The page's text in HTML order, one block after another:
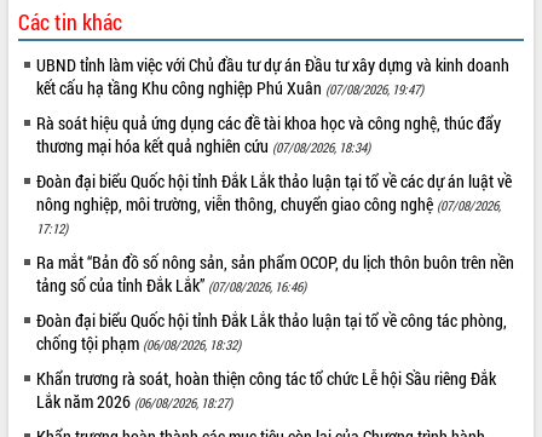
Rà soát, hoàn thiện hệ thống thiết chế
văn hóa, thể thao đáp ứng yêu cầu
phát triển mới
Thường trực HĐND tỉnh Đắk Lắk gặp
mặt Đoàn chuyên gia y tế TP. Hồ Chí
Minh
tại Nghĩa trang Liệt sĩ xã Sơn Hòa
Bàn giải pháp tháo gỡ khó khăn trong
xuất khẩu sầu riêng và triển khai quy
định EUDR
Thứ trưởng Bộ Nông nghiệp và Môi
trường Nguyễn Hoàng Hiệp khảo sát
vùng trồng và doanh nghiệp đóng gói
sầu riêng tại Đắk Lắk
Trình diễn nghệ thuật chế biến các
món ăn từ sầu riêng
LIÊN KẾT WEB
THỐNG KÊ TRUY CẬP
Hôm nay: 28218
Tất cả: 66073541
Các tin khác
UBND tỉnh làm việc với Chủ đầu tư dự án Đầu tư xây dựng và kinh doanh
kết cấu hạ tầng Khu công nghiệp Phú Xuân (07/08/2026, 19:47)
Rà soát hiệu quả ứng dụng các đề tài khoa học và công nghệ, thúc đẩy
thương mại hóa kết quả nghiên cứu (07/08/2026, 18:34)
Đoàn đại biểu Quốc hội tỉnh Đắk Lắk thảo luận tại tổ về các dự án luật về
nông nghiệp, môi trường, viễn thông, chuyển giao công nghệ (07/08/2026,
17:12)
Ra mắt “Bản đồ số nông sản, sản phẩm OCOP, du lịch thôn buôn trên nền
tảng số của tỉnh Đắk Lắk” (07/08/2026, 16:46)
Đoàn đại biểu Quốc hội tỉnh Đắk Lắk thảo luận tại tổ về công tác phòng,
chống tội phạm (06/08/2026, 18:32)
Khẩn trương rà soát, hoàn thiện công tác tổ chức Lễ hội Sầu riêng Đắk
Lắk năm 2026 (06/08/2026, 18:27)